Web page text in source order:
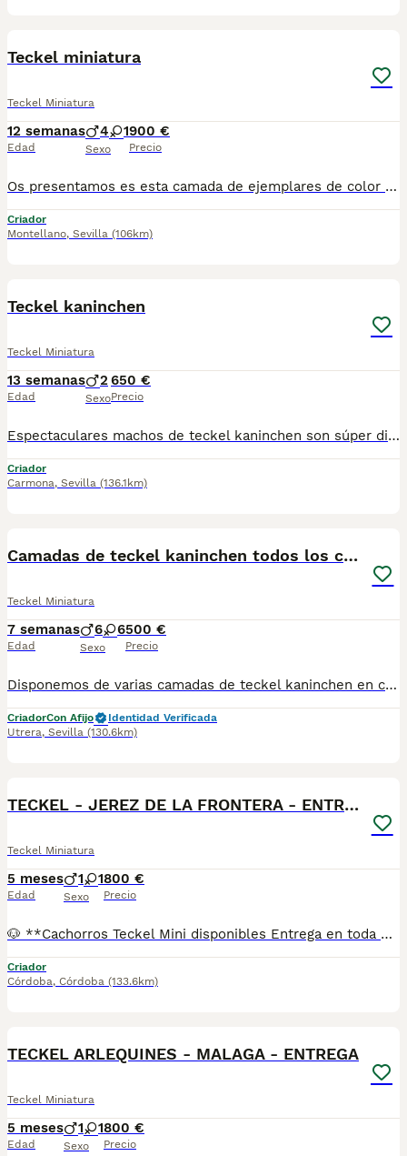
Teckel miniatura
Teckel Miniatura
12 semanas
Edad
4 1
Sexo
900 €
Precio
Os presentamos es esta camada de ejemplares de color chocolate liso con ojos azules se entrega con toda la documentación al día, hacemos envíos a toda España y cuando el perrito llegue a su casa lo pagaría (contrareembolso). Puedes ver más ejemplares en nuestro Tik Tok: @pirobullcriadero @ctrocaninopirobull8 Para más información puedes hablarnos al 694401478
Criador
Montellano, Sevilla (106km)
Teckel kaninchen
Teckel Miniatura
13 semanas
Edad
2
Sexo
650 €
Precio
Espectaculares machos de teckel kaninchen son súper diminutos, criados en ambiente familiar se entregan vacunados y desparasitados ñ, posibilidad de enviar a cualquier punto de España
Criador
Carmona, Sevilla (136.1km)
Camadas de teckel kaninchen todos los colores
Teckel Miniatura
7 semanas
Edad
6 6
Sexo
500 €
Precio
Disponemos de varias camadas de teckel kaninchen en colores arlequín chocolate, chocolate, arlequín plata, negros.... tanto machos como hembras. Se entregarían a partir de los dos meses, con la vacuna acorde a la edad de entrega, desparacitaciones, cartilla y revisión veterinaria, sociabilizados y criados en ambiente familiar. Precio desde 500. Solo respondo al 667452149.
CriadorCon Afijo
Identidad Verificada
Utrera, Sevilla (130.6km)
TECKEL - JEREZ DE LA FRONTERA - ENTREGA
Teckel Miniatura
5 meses
Edad
1 1
Sexo
800 €
Precio
🐶 **Cachorros Teckel Mini disponibles Entrega en toda España** Si buscas un Teckel Mini criado con dedicación, salud y una excelente socialización desde sus primeras semanas de vida, estaremos encantados de ayudarte. 🚚 Realizamos entregas en toda España, con especial frecuencia en **Andalucía**: Sevilla, Málaga, Cádiz, Córdoba, Granada, Jaén, Huelva y Almería. También entregamos habitualmente en Marbella, Jerez de la Frontera, Estepona, Fuengirola, Benalmádena, Mijas, Dos Hermanas y cualquier punto de España. **Entrega 100% a contrarreembolso.** No tendrás que adelantar el importe del cachorro. Lo recibirás en la puerta de tu casa mediante transporte especializado y podrás comprobar que todo está correcto antes de realizar el pago. Nuestros cachorros se entregan: ✅ Vacunados y desparasitados según su edad. ✅ Con microchip, cartilla veterinaria y documentación al día. ✅ Revisados veterinariamente antes de salir de nuestras instalaciones. ✅ Procedentes de excelentes líneas, seleccionadas por salud, carácter y morfología. ✅ Perfectamente socializados y acostumbrados al contacto diario con personas. ✅ Iniciados en el aprendizaje para hacer sus necesidades sobre empapador, facilitando su adaptación al nuevo hogar. ✅ Con asesoramiento personalizado antes y después de la entrega. Nuestro objetivo no es vender un cachorro más. Queremos que cada familia reciba un compañero sano, equilibrado y criado con el máximo cuidado desde el primer día. 📩 Si deseas fotografías, vídeos o más información, escríbenos por privado. Estaremos encantados de ayudarte a encontrar el compañero perfecto670864332 KOKOKOKOKO
Criador
Córdoba, Córdoba (133.6km)
TECKEL ARLEQUINES - MALAGA - ENTREGA
Teckel Miniatura
5 meses
Edad
1 1
Sexo
800 €
Precio